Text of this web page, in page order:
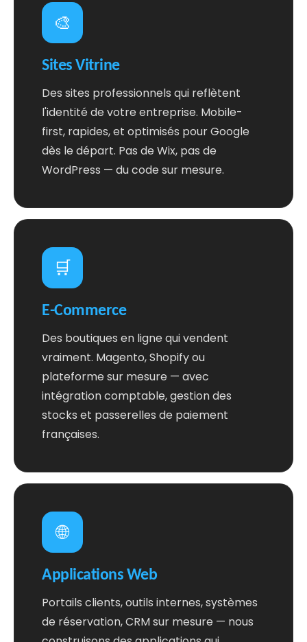
🎨
Sites Vitrine
Des sites professionnels qui reflètent
l'identité de votre entreprise. Mobile-
first, rapides, et optimisés pour Google
dès le départ. Pas de Wix, pas de
WordPress — du code sur mesure.
🛒
E-Commerce
Des boutiques en ligne qui vendent
vraiment. Magento, Shopify ou
plateforme sur mesure — avec
intégration comptable, gestion des
stocks et passerelles de paiement
françaises.
🌐
Applications Web
Portails clients, outils internes, systèmes
de réservation, CRM sur mesure — nous